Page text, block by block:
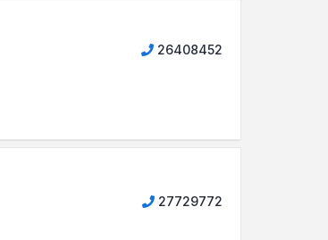
26408452
27729772